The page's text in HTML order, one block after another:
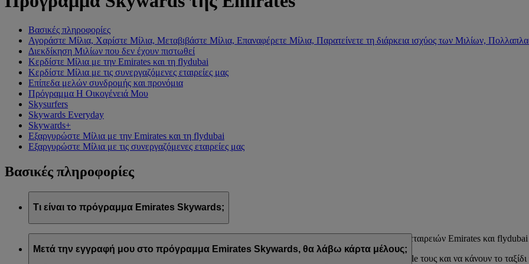
Βασικές πληροφορίες
Αγοράστε Μίλια, Χαρίστε Μίλια, Μεταβιβάστε Μίλια, Επαναφέρετε Μίλια, Παρατείνετε τη διάρκεια ισχύος των Μιλίων,
Διεκδίκηση Μιλίων που δεν έχουν πιστωθεί
Κερδίστε Μίλια με την Emirates και τη flydubai
Κερδίστε Μίλια με τις συνεργαζόμενες εταιρείες μας
Επίπεδα μελών συνδρομής και προνόμια
Πρόγραμμα Η Οικογένειά Μου
Skysurfers
Skywards Everyday
Skywards+
Εξαργυρώστε Μίλια με την Emirates και τη flydubai
Εξαργυρώστε Μίλια με τις συνεργαζόμενες εταιρείες μας
Βασικές πληροφορίες
Τι είναι το πρόγραμμα Emirates Skywards;
Το πρόγραμμα Emirates Skywards είναι το βραβευμένο πρόγραμμα επιβράβευσης των αεροπορικών εταιρειών Emirates και
Προσφέρει στα μέλη του μια σειρά προνομίων και εμπειριών σχεδιασμένων να ταιριάζουν στο lifestyle τους και να κάνουν το
Μετά την εγγραφή μου στο πρόγραμμα Emirates Skywards, θα λάβω κάρτα μέλους;